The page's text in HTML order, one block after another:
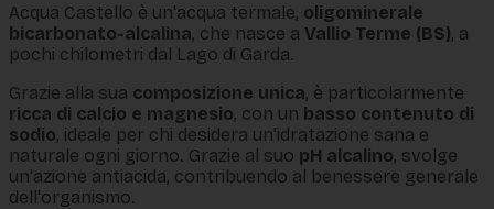
Acqua Castello è un'acqua termale, oligominerale
bicarbonato-alcalina, che nasce a Vallio Terme (BS), a
pochi chilometri dal Lago di Garda.
Grazie alla sua composizione unica, è particolarmente
ricca di calcio e magnesio, con un basso contenuto di
sodio, ideale per chi desidera un’idratazione sana e
naturale ogni giorno. Grazie al suo pH alcalino, svolge
un'azione antiacida, contribuendo al benessere generale
dell'organismo.